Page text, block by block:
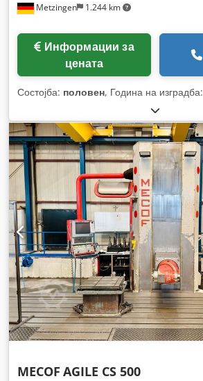
Metzingen 1.244 km
цената
Состојба: половен, Година на изградба:
MECOF AGILE CS 500